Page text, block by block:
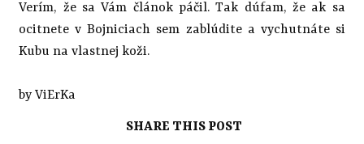
Verím, že sa Vám článok páčil. Tak dúfam, že ak sa
ocitnete v Bojniciach sem zablúdite a vychutnáte si
Kubu na vlastnej koži.
by ViErKa
SHARE THIS POST